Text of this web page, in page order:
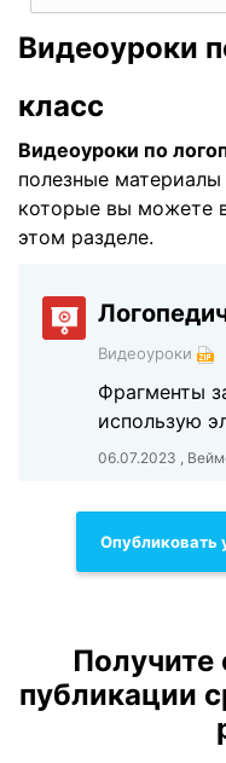
Видеоуроки
класс
Видеоуроки по
полезные материалы
которые вы можете
этом разделе.
Видеоуроки
Фрагменты
использую
06.07.2023 ,
Опубликовать
Получите
публикации